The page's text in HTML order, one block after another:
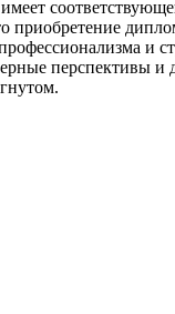
приобретение
и
перспективы и